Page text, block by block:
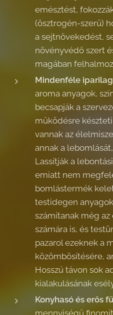
emésztést,
(ösztrogén-szerű)
a sejtnövekedést,
növényvédő szert
magában
Mindenféle
aroma anyagok,
becsapják a
működésre
vannak az
annak a
Lassítják a
emiatt nem
bomlástermék
testidegen
számítanak még
számára is, és
pazarol ezeknek a
közömbösítésére,
Hosszú távon sok
kialakulásának
Konyhasó és erős
mennyiségű